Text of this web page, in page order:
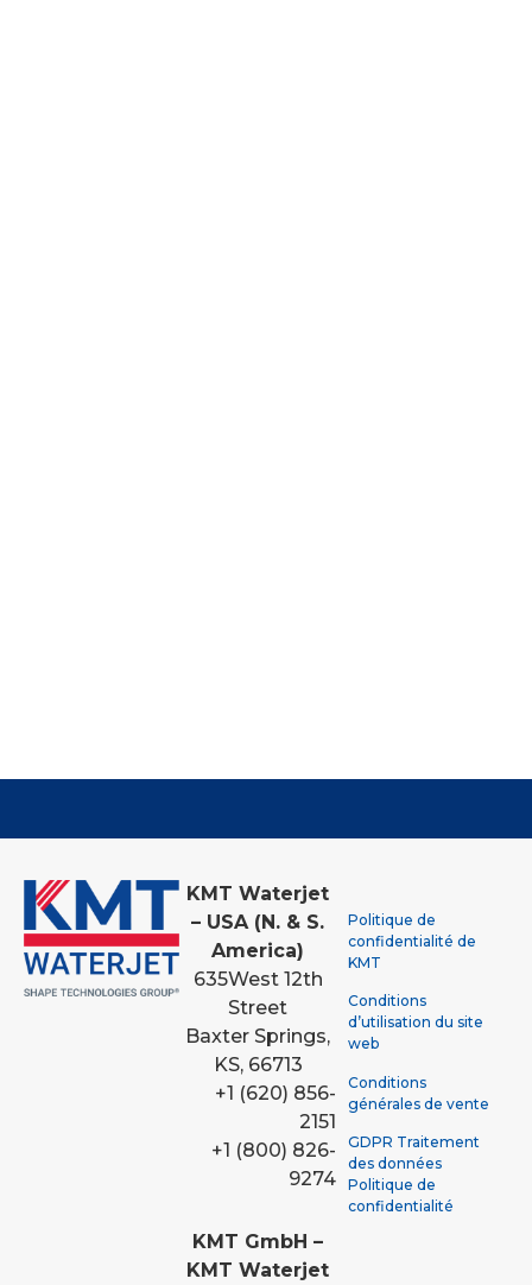
KMT Waterjet
– USA (N. & S.
America)
635West 12th
Street
Baxter Springs,
KS, 66713
+1 (620) 856-
2151
+1 (800) 826-
9274
KMT GmbH –
KMT Waterjet
Politique de
confidentialité de
KMT
Conditions
d’utilisation du site
web
Conditions
générales de vente
GDPR Traitement
des données
Politique de
confidentialité